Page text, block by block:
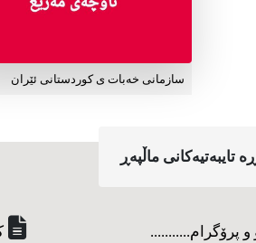
سازمانی خەبات ی کوردستانی ئێران
تایبه‌تیه‌کانی ماڵپه‌ڕ
و پرۆگرام...........